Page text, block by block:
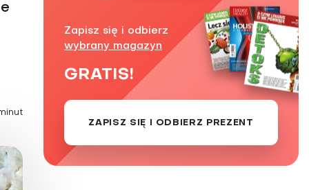
Zaburzenie mikrobioty jelitowej
Choroby od A do Z
Zapisz się i odbierz
wybrany magazyn
GRATIS!
ZAPISZ SIĘ I ODBIERZ PREZENT